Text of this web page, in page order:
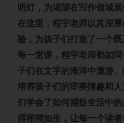
明灯，为渴望在写作领域
在这里，程宇老师以其深
验，为孩子们打造了一个既
每一堂课，程宇老师都如
子们在文字的海洋中遨游
培养孩子们的审美情趣和
们学会了如何捕捉生活中
得栩栩如生，让每一个读